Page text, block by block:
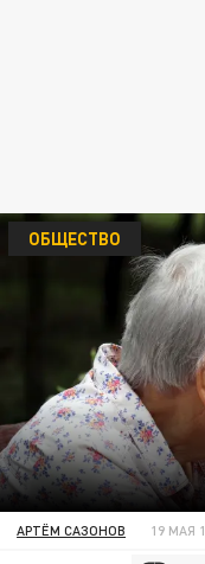
ОБЩЕСТВО
АРТЁМ САЗОНОВ 19 МАЯ